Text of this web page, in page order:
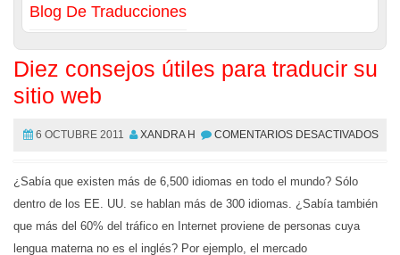
Blog De Traducciones
Diez consejos útiles para traducir su
sitio web
6 OCTUBRE 2011 XANDRA H COMENTARIOS DESACTIVADOS
¿Sabía que existen más de 6,500 idiomas en todo el mundo? Sólo
dentro de los EE. UU. se hablan más de 300 idiomas. ¿Sabía también
que más del 60% del tráfico en Internet proviene de personas cuya
lengua materna no es el inglés? Por ejemplo, el mercado